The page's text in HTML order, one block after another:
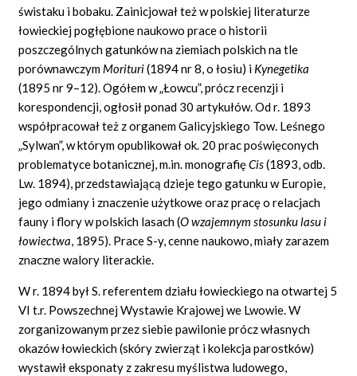
świstaku i bobaku. Zainicjował też w polskiej literaturze
łowieckiej pogłębione naukowo prace o historii
poszczególnych gatunków na ziemiach polskich na tle
porównawczym Morituri(1894 nr 8, o łosiu) i Kynegetika
(1895 nr 9–12). Ogółem w „Łowcu”, prócz recenzji i
korespondencji, ogłosił ponad 30 artykułów. Od r. 1893
współpracował też z organem Galicyjskiego Tow. Leśnego
„Sylwan”, w którym opublikował ok. 20 prac poświęconych
problematyce botanicznej, m.in. monografięCis(1893, odb.
Lw. 1894), przedstawiającą dzieje tego gatunku w Europie,
jego odmiany i znaczenie użytkowe oraz pracę o relacjach
fauny i flory w polskich lasach (O wzajemnym stosunku lasu i
łowiectwa, 1895). Prace S-y, cenne naukowo, miały zarazem
znaczne walory literackie.
W r. 1894 był S. referentem działu łowieckiego na otwartej 5
VI t.r. Powszechnej Wystawie Krajowej we Lwowie. W
zorganizowanym przez siebie pawilonie prócz własnych
okazów łowieckich (skóry zwierząt i kolekcja parostków)
wystawił eksponaty z zakresu myślistwa ludowego,